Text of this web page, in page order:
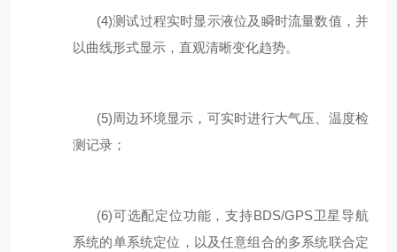
(4)测试过程实时显示液位及瞬时流量数值，并
以曲线形式显示，直观清晰变化趋势。
(5)周边环境显示，可实时进行大气压、温度检
测记录；
(6)可选配定位功能，支持BDS/GPS卫星导航
系统的单系统定位，以及任意组合的多系统联合定